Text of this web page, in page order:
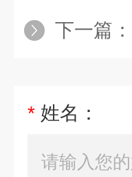
下一篇：
* 姓名：